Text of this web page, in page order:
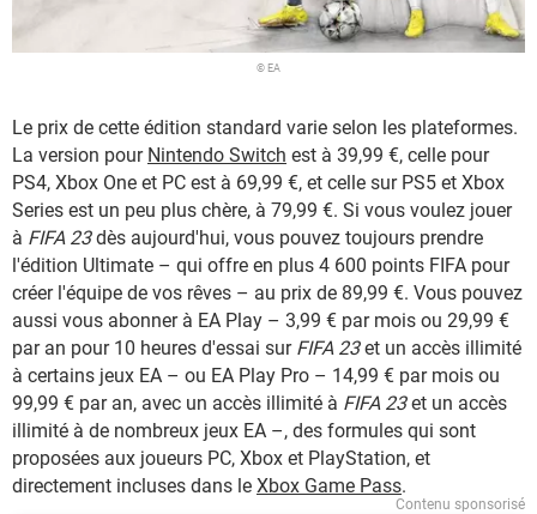
© EA
Le prix de cette édition standard varie selon les plateformes.
La version pour Nintendo Switch est à 39,99 €, celle pour
PS4, Xbox One et PC est à 69,99 €, et celle sur PS5 et Xbox
Series est un peu plus chère, à 79,99 €. Si vous voulez jouer
à FIFA 23dès aujourd'hui, vous pouvez toujours prendre
l'édition Ultimate – qui offre en plus 4 600 points FIFA pour
créer l'équipe de vos rêves – au prix de 89,99 €. Vous pouvez
aussi vous abonner à EA Play – 3,99 € par mois ou 29,99 €
par an pour 10 heures d'essai sur FIFA 23et un accès illimité
à certains jeux EA – ou EA Play Pro – 14,99 € par mois ou
99,99 € par an, avec un accès illimité à FIFA 23et un accès
illimité à de nombreux jeux EA –, des formules qui sont
proposées aux joueurs PC, Xbox et PlayStation, et
directement incluses dans le Xbox Game Pass.
Contenu sponsorisé